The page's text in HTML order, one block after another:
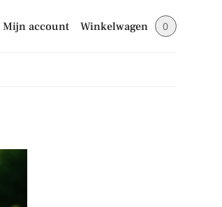
Mijn account Winkelwagen 0